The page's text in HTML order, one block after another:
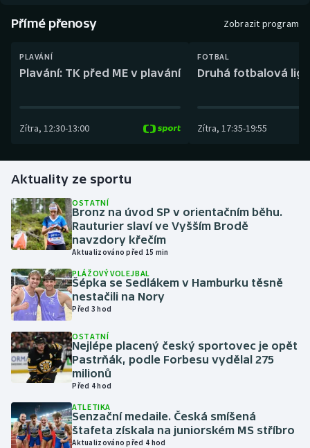
Box
Curling
Florbal
Futsal
Golf
Gymnastika
Jezdectví
Judo
Krasobruslení
Lyže a snowboard
Přímé přenosy Zobrazit program
PLAVÁNÍ
Plavání: TK před ME v plavání
Zítra, 12:30-13:00
FOTBAL
Druhá fotbalová
Zítra, 17:35-19:55
Aktuality ze sportu
OSTATNÍ
Bronz na úvod SP v orientačním běhu.
Rauturier slaví ve Vyšším Brodě
navzdory křečím
Aktualizováno před 15 min
PLÁŽOVÝ VOLEJBAL
Šépka se Sedlákem v Hamburku těsně
nestačili na Nory
Před 3 hod
OSTATNÍ
Nejlépe placený český sportovec je opět
Pastrňák, podle Forbesu vydělal 275
milionů
Před 4 hod
ATLETIKA
Senzační medaile. Česká smíšená
štafeta získala na juniorském MS stříbro
Aktualizováno před 4 hod